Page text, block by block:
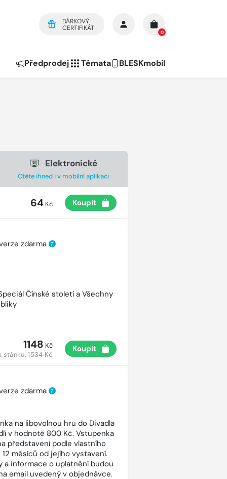
DÁRKOVÝ
CERTIFIKÁT
0
Předprodej Témata BLESKmobil
Elektronické
Čtěte ihned i v mobilní aplikaci
64Kč Koupit
zdarma ?
Čínské století a Všechny
1148 Kč
stánku:1534 Kč
Koupit
zdarma ?
na libovolnou hru do Divadla
v hodnotě 800 Kč. Vstupenka
představení podle vlastního
měsíců od jejího vystavení.
a informace o uplatnění budou
email uvedený v objednávce.